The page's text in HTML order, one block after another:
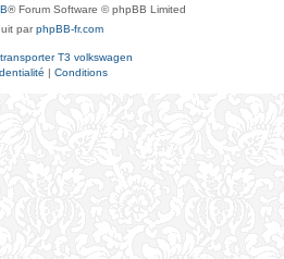
® Forum Software © phpBB Limited
parphpBB-fr.com
T3 volkswagen
| Conditions